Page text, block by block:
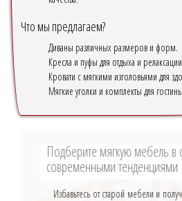
Что мы предлагаем?
Диваны различных размеров и форм.
Кресла и пуфы для отдыха и
Кровати с мягкими изголовьями для
Мягкие уголки и комплекты для
Подберите мягкую мебель в
современными тенденциями
Избавьтесь от старой мебели и